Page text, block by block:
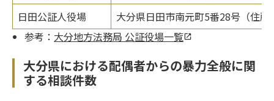
日田公証人役場
大分県日田市南元町5番28号（住
参考： 大分地方法務局 公証役場一覧
大分県における配偶者からの暴力全般に関
する相談件数